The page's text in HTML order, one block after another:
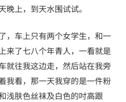
晚上，到天水围试试。
，车上只有两个女学生，和一
来了七八个年青人，一看就是
就往我这边走，然后站在我旁
我看，那一天我穿的是一件粉
浅肤色丝袜及白色的吋高跟